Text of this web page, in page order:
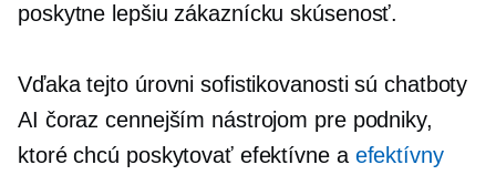
poskytne lepšiu zákaznícku skúsenosť.
Vďaka tejto úrovni sofistikovanosti sú chatboty
AI čoraz cennejším nástrojom pre podniky,
ktoré chcú poskytovať efektívne a efektívny